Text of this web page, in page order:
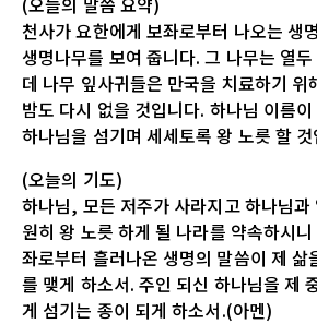
천사가 요한에게 보좌로부터 나오는 생
생명나무를 보여 줍니다. 그 나무는 열
데 나무 잎사귀들은 만국을 치료하기 위
밤도 다시 없을 것입니다. 하나님 이름
하나님을 섬기며 세세토록 왕 노릇 할
(오늘의 기도)
하나님, 모든 저주가 사라지고 하나님과
원히 왕 노릇 하게 될 나라를 약속하시
좌로부터 흘러나온 생명의 말씀이 제 삶
를 맺게 하소서. 주인 되신 하나님을 제
게 섬기는 종이 되게 하소서.(아멘)